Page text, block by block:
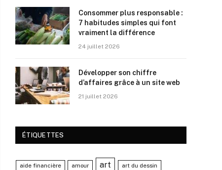
Consommer plus responsable :
7 habitudes simples qui font
vraiment la différence
24 juillet 2026
Développer son chiffre
d’affaires grâce à un site web
21 juillet 2026
ÉTIQUETTES
aide financière amour art art du dessin